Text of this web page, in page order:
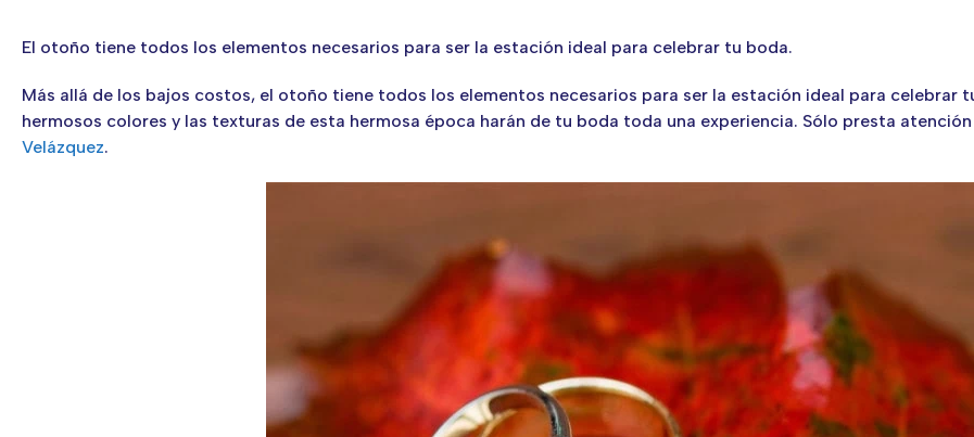
El otoño tiene todos los elementos necesarios para ser la estación ideal para celebrar tu boda.
Más allá de los bajos costos, el otoño tiene todos los elementos necesarios para ser la estación ideal para celebrar
hermosos colores y las texturas de esta hermosa época harán de tu boda toda una experiencia. Sólo presta
Velázquez.